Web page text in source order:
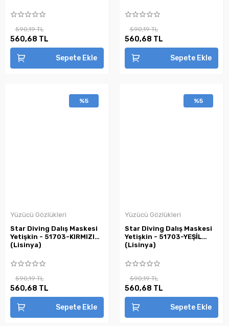
590,19 TL
560,68 TL
Sepete Ekle
590,19 TL
560,68 TL
Sepete Ekle
%5
Yüzücü Gözlükleri
Star Diving Dalış Maskesi
Yetişkin - 51703-KIRMIZI
(Lisinya)
590,19 TL
560,68 TL
Sepete Ekle
%5
Yüzücü Gözlükleri
Star Diving Dalış Maskesi
Yetişkin - 51703-YEŞİL
(Lisinya)
590,19 TL
560,68 TL
Sepete Ekle